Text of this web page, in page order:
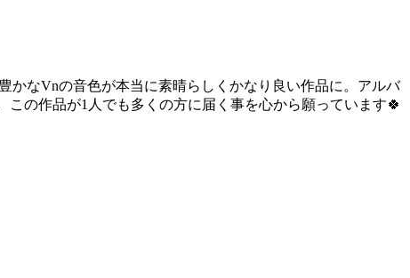
かなVnの音色が本当に素晴らしくかなり良い作品に。アルバ
の作品が1人でも多くの方に届く事を心から願っています🍀